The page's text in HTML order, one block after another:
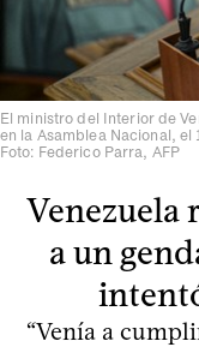
El ministro del Interior de
en la Asamblea Nacional, el
Foto: Federico Parra, AFP
Venezuela
a un
“Venía a